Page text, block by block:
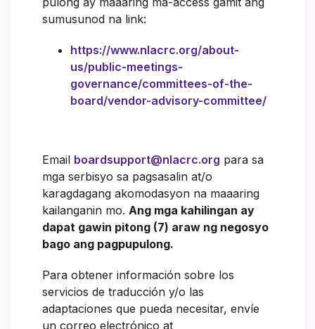
sumusunod na link:
https://www.nlacrc.org/about-
us/public-meetings-
governance/committees-of-the-
board/vendor-advisory-committee/
Email boardsupport@nlacrc.org para sa
mga serbisyo sa pagsasalin at/o
karagdagang akomodasyon na maaaring
kailanganin mo. Ang mga kahilingan ay
dapat gawin pitong (7) araw ng negosyo
bago ang pagpupulong.
Para obtener información sobre los
servicios de traducción y/o las
adaptaciones que pueda necesitar, envíe
un correo electrónico at